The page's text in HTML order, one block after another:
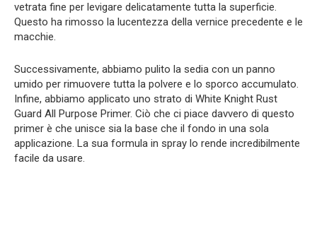
vetrata fine per levigare delicatamente tutta la superficie.
Questo ha rimosso la lucentezza della vernice precedente e le
macchie.
Successivamente, abbiamo pulito la sedia con un panno
umido per rimuovere tutta la polvere e lo sporco accumulato.
Infine, abbiamo applicato uno strato di White Knight Rust
Guard All Purpose Primer. Ciò che ci piace davvero di questo
primer è che unisce sia la base che il fondo in una sola
applicazione. La sua formula in spray lo rende incredibilmente
facile da usare.